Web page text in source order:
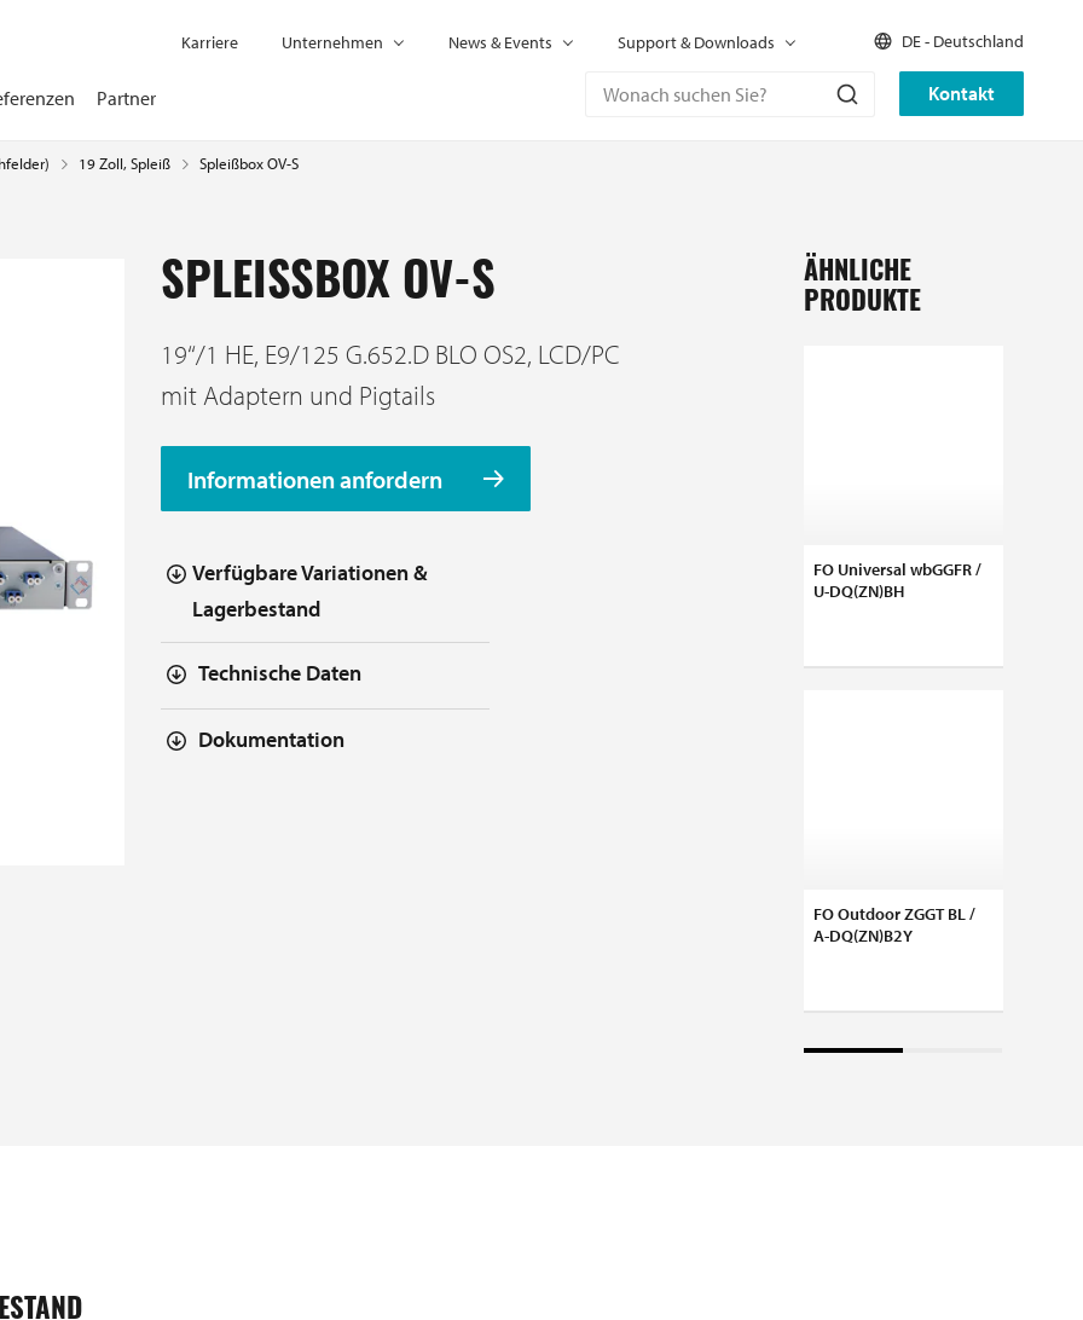
Kontakt
Partner
Karriere Unternehmen News & Events Support & Downloads DE - Deutschland
19 Zoll, Spleiß Spleißbox OV-S
SPLEISSBOX OV-S
19‘‘/1 HE, E9/125 G.652.D BLO OS2, LCD/PC
mit Adaptern und Pigtails
Informationen anfordern
Verfügbare Variationen &
Lagerbestand
Technische Daten
Dokumentation
ÄHNLICHE
PRODUKTE
FO Universal wbGGFR /
U-DQ(ZN)BH
FO Outdoor ZGGT BL /
A-DQ(ZN)B2Y